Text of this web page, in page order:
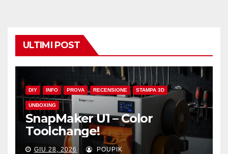
ULTIMI POST
DIY INFO PROVA RECENSIONE STAMPA 3D
UNBOXING
SnapMaker U1 – Color
Toolchange!
GIU 28, 2026 POUPIK